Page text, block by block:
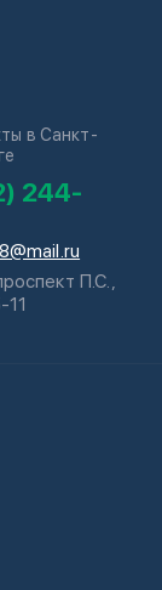
в Санкт-
244-
П.С.,